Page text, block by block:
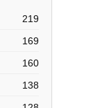
219
169
160
138